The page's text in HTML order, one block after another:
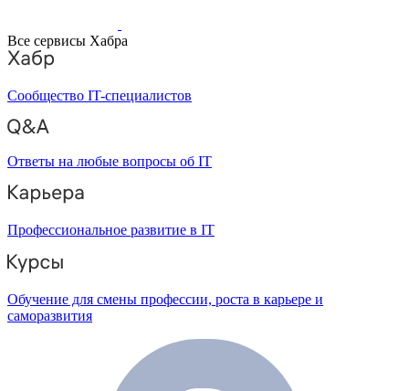
Все сервисы Хабра
Сообщество IT-специалистов
Ответы на любые вопросы об IT
Профессиональное развитие в IT
Обучение для смены профессии, роста в карьере и
саморазвития